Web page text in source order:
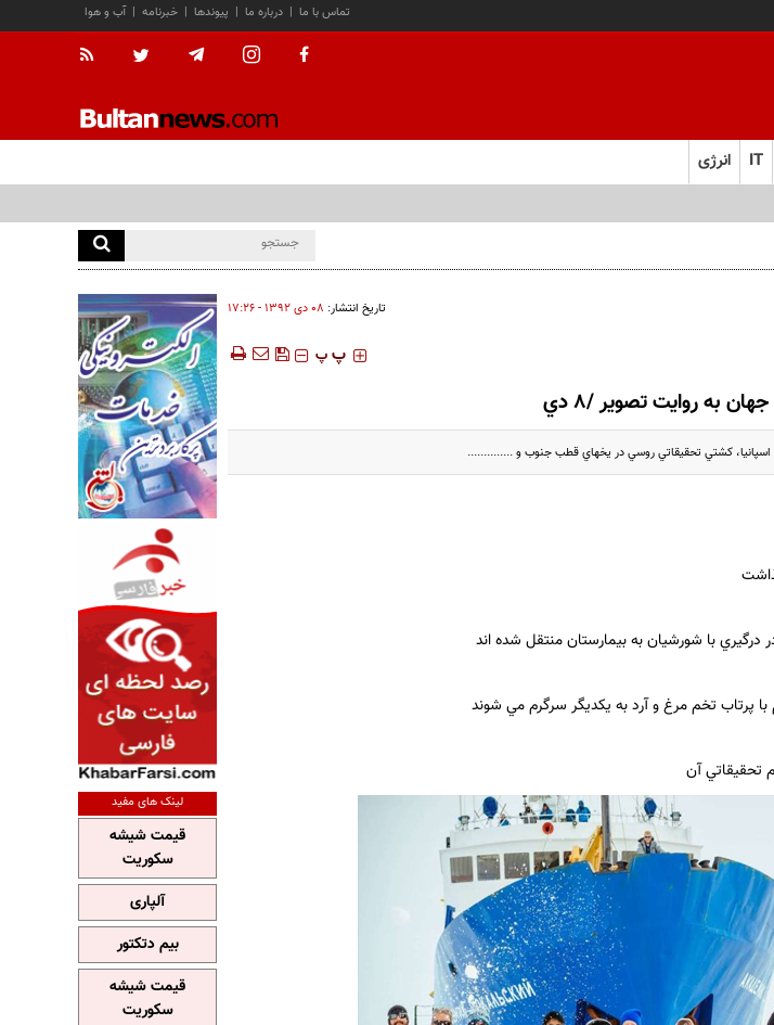
آب و هوا | خبرنامه | پیوندها | درباره ما | تماس با ما
IT انرژی
تاریخ انتشار: ۰۸ دی ۱۳۹۲ - ۱۷:۲۶
‍‍‍ پ پ
جهان به روايت تصوير /8 دي
با شورشيان به بيمارستان منتقل شده اند
ي آن
لینک های مفید
قیمت شیشه
سکوریت
آلپاری
بیم دتکتور
قیمت شیشه
سکوریت